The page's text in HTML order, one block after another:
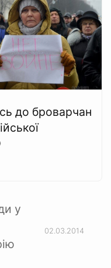
до броварчан
у
02.03.2014